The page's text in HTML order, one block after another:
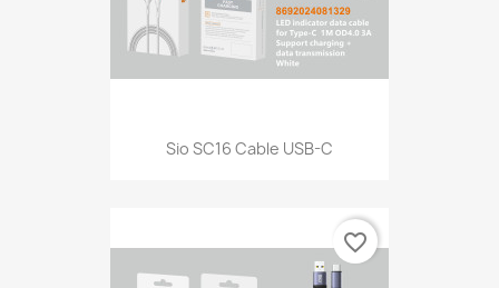
Sio SC16 Cable USB-C
favorite_border